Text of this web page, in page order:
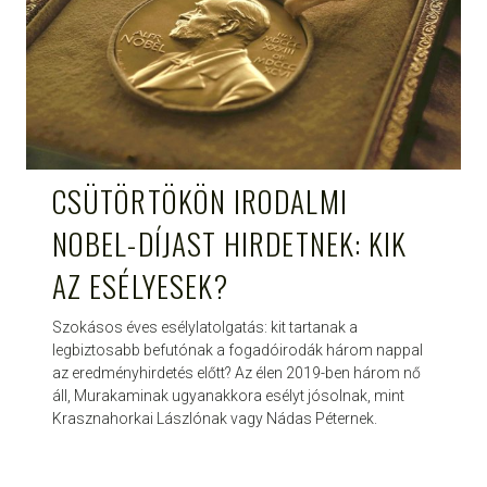
CSÜTÖRTÖKÖN IRODALMI
NOBEL-DÍJAST HIRDETNEK: KIK
AZ ESÉLYESEK?
Szokásos éves esélylatolgatás: kit tartanak a
legbiztosabb befutónak a fogadóirodák három nappal
az eredményhirdetés előtt? Az élen 2019-ben három nő
áll, Murakaminak ugyanakkora esélyt jósolnak, mint
Krasznahorkai Lászlónak vagy Nádas Péternek.